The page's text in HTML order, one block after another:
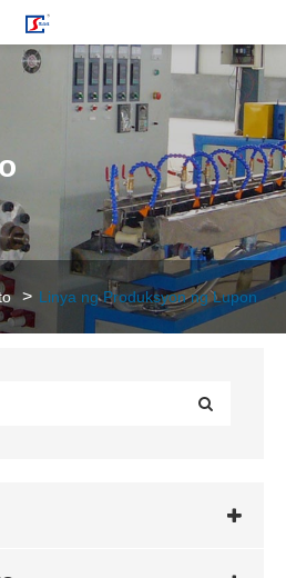
Linya ng Produksyon ng Lupon